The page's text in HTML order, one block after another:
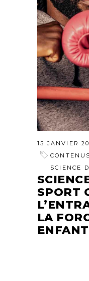
15 JANVIER
SCIENCE
SPORT
LA